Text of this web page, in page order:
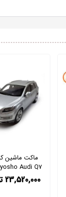
ماکت ماشین
1/18
23,520,000